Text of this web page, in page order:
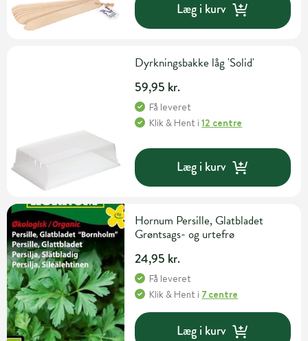
Læg i kurv
Dyrkningsbakke låg 'Solid'
59,95 kr.
Få leveret
Klik & Hent i12 centre
Læg i kurv
Hornum Persille, Glatbladet
Grøntsags- og urtefrø
24,95 kr.
Få leveret
Klik & Hent i 7 centre
Læg i kurv